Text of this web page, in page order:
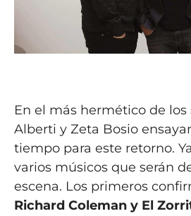
En el más hermético de los
Alberti y Zeta Bosio
tiempo para este retorno.
varios músicos que serán
escena. Los primeros
Richard Coleman y El